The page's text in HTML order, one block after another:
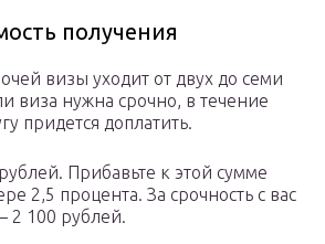
получения
визы уходит от двух до семи
виза нужна срочно, в течение
придется доплатить.
Прибавьте к этой сумме
2,5 процента. За срочность с вас
2 100 рублей.